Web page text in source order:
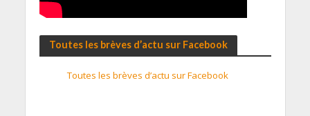
Toutes les brèves d’actu sur Facebook
Toutes les brèves d’actu sur Facebook